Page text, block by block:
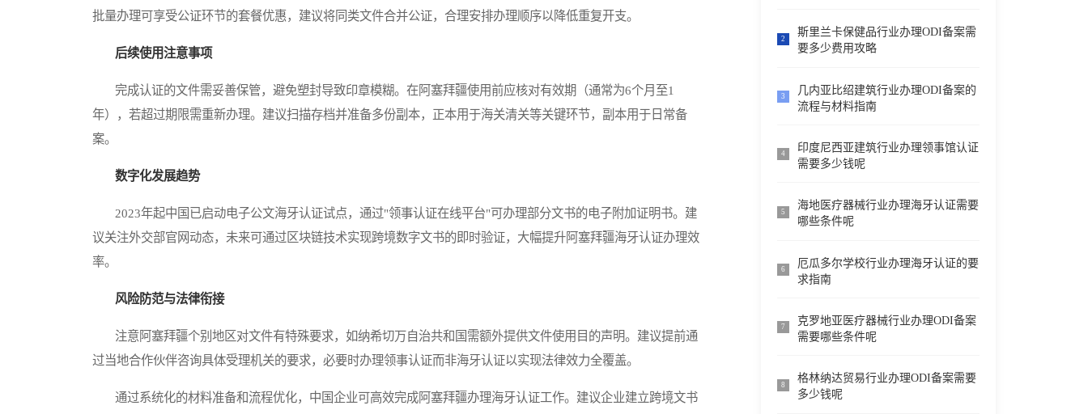
批量办理可享受公证环节的套餐优惠，建议将同类文件合并公证，合理安排办理顺序以降低重复开支。
后续使用注意事项
完成认证的文件需妥善保管，避免塑封导致印章模糊。在阿塞拜疆使用前应核对有效期（通常为6个月至1
年），若超过期限需重新办理。建议扫描存档并准备多份副本，正本用于海关清关等关键环节，副本用于日常备
案。
数字化发展趋势
2023年起中国已启动电子公文海牙认证试点，通过"领事认证在线平台"可办理部分文书的电子附加证明书。建
议关注外交部官网动态，未来可通过区块链技术实现跨境数字文书的即时验证，大幅提升阿塞拜疆海牙认证办理效
率。
风险防范与法律衔接
注意阿塞拜疆个别地区对文件有特殊要求，如纳希切万自治共和国需额外提供文件使用目的声明。建议提前通
过当地合作伙伴咨询具体受理机关的要求，必要时办理领事认证而非海牙认证以实现法律效力全覆盖。
通过系统化的材料准备和流程优化，中国企业可高效完成阿塞拜疆办理海牙认证工作。建议企业建立跨境文书
2
斯里兰卡保健品行业办理ODI备案需
要多少费用攻略
3
几内亚比绍建筑行业办理ODI备案的
流程与材料指南
4
印度尼西亚建筑行业办理领事馆认证
需要多少钱呢
5
海地医疗器械行业办理海牙认证需要
哪些条件呢
6
厄瓜多尔学校行业办理海牙认证的要
求指南
7
克罗地亚医疗器械行业办理ODI备案
需要哪些条件呢
8
格林纳达贸易行业办理ODI备案需要
多少钱呢